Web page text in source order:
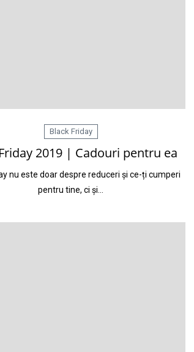
Black Friday
2019 | Cadouri pentru ea
nu este doar despre reduceri și ce-ți cumperi
pentru tine, ci și…